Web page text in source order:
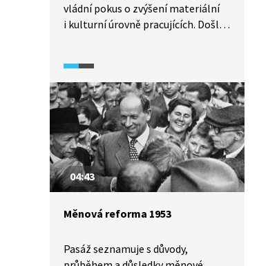
vládní pokus o zvýšení materiální
i kulturní úrovně pracujících. Došlo
reformou snažil omezit černý trh.
Realitou pak bylo znehodnocení
úspor a pokles životní úrovně
většiny lidí v tehdejším
Československu. To ale v dobovém
týdeníku nenajdete.
04:43
Měnová reforma 1953
Pasáž seznamuje s důvody,